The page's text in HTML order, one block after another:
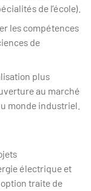
de l’école).
les compétences
de
plus
au marché
monde industriel.
électrique et
traite de